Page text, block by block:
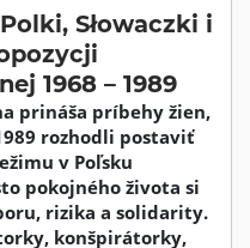
Słowaczki i
1968 – 1989
prináša príbehy žien,
rozhodli postaviť
v Poľsku
pokojného života si
rizika a solidarity.
konšpirátorky,